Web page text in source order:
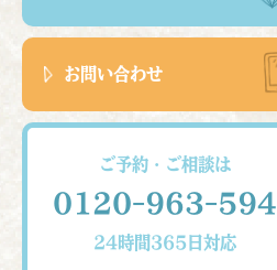
お問い合わせ
ご予約・ご相談は
0120-963-594
24時間365日対応